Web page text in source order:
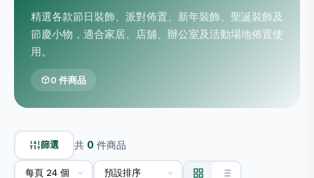
精選各款節日裝飾、派對佈置、新年裝飾、聖誕裝飾及
節慶小物，適合家居、店舖、辦公室及活動場地佈置使
用。
0 件商品
篩選 共 0 件商品